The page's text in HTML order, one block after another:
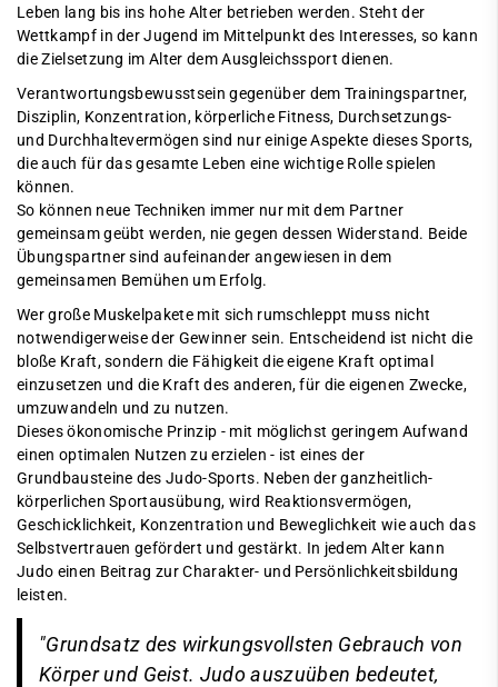
Leben lang bis ins hohe Alter betrieben werden. Steht der
Wettkampf in der Jugend im Mittelpunkt des Interesses, so kann
die Zielsetzung im Alter dem Ausgleichssport dienen.
Verantwortungsbewusstsein gegenüber dem Trainingspartner,
Disziplin, Konzentration, körperliche Fitness, Durchsetzungs-
und Durchhaltevermögen sind nur einige Aspekte dieses Sports,
die auch für das gesamte Leben eine wichtige Rolle spielen
können.
So können neue Techniken immer nur mit dem Partner
gemeinsam geübt werden, nie gegen dessen Widerstand. Beide
Übungspartner sind aufeinander angewiesen in dem
gemeinsamen Bemühen um Erfolg.
Wer große Muskelpakete mit sich rumschleppt muss nicht
notwendigerweise der Gewinner sein. Entscheidend ist nicht die
bloße Kraft, sondern die Fähigkeit die eigene Kraft optimal
einzusetzen und die Kraft des anderen, für die eigenen Zwecke,
umzuwandeln und zu nutzen.
Dieses ökonomische Prinzip - mit möglichst geringem Aufwand
einen optimalen Nutzen zu erzielen - ist eines der
Grundbausteine des Judo-Sports. Neben der ganzheitlich-
körperlichen Sportausübung, wird Reaktionsvermögen,
Geschicklichkeit, Konzentration und Beweglichkeit wie auch das
Selbstvertrauen gefördert und gestärkt. In jedem Alter kann
Judo einen Beitrag zur Charakter- und Persönlichkeitsbildung
leisten.
"Grundsatz des wirkungsvollsten Gebrauch von
Körper und Geist. Judo auszuüben bedeutet,